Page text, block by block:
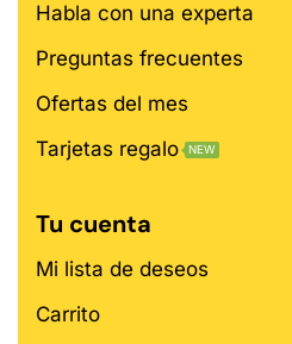
Habla con una experta
Preguntas frecuentes
Ofertas del mes
Tarjetas regalo
NEW
Tu cuenta
Mi lista de deseos
Carrito